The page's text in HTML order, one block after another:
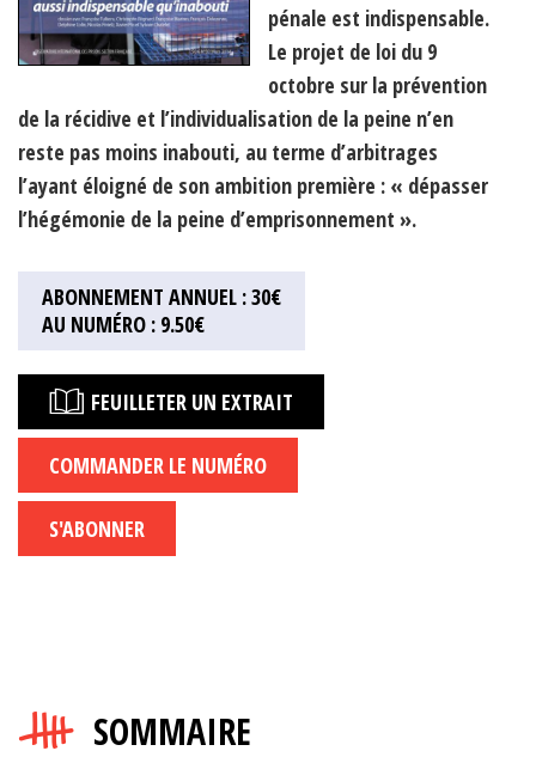
pénale est indispensable.
Le projet de loi du 9
octobre sur la prévention
de la récidive et l’individualisation de la peine n’en
reste pas moins inabouti, au terme d’arbitrages
l’ayant éloigné de son ambition première : « dépasser
l’hégémonie de la peine d’emprisonnement ».
ABONNEMENT ANNUEL : 30€
AU NUMÉRO : 9.50€
FEUILLETER UN EXTRAIT
COMMANDER LE NUMÉRO
S'ABONNER
SOMMAIRE